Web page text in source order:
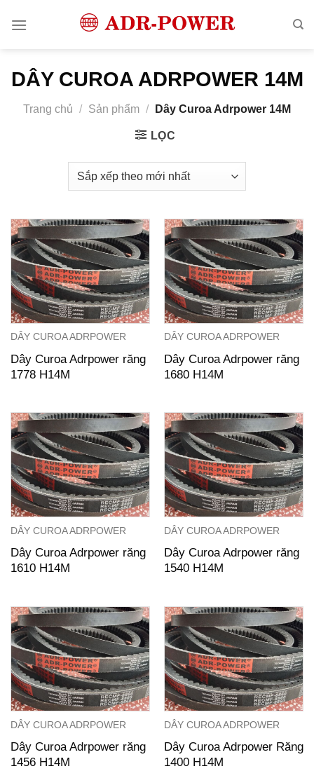
qua
DÂY CUROA ADRPOWER 14M
Trang chủ / Sản phẩm / Dây Curoa Adrpower 14M
LỌC
DÂY CUROA ADRPOWER
Dây Curoa Adrpower răng
1778 H14M
DÂY CUROA ADRPOWER
Dây Curoa Adrpower răng
1680 H14M
DÂY CUROA ADRPOWER
Dây Curoa Adrpower răng
1610 H14M
DÂY CUROA ADRPOWER
Dây Curoa Adrpower răng
1540 H14M
DÂY CUROA ADRPOWER
Dây Curoa Adrpower răng
1456 H14M
DÂY CUROA ADRPOWER
Dây Curoa Adrpower Răng
1400 H14M